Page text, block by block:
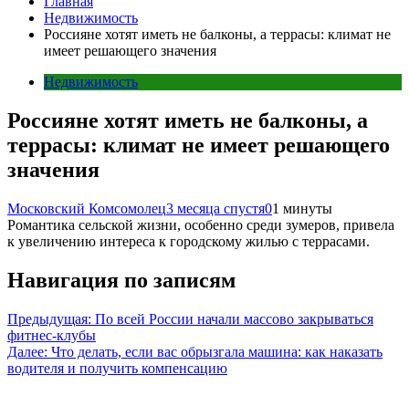
Недвижимость
Россияне хотят иметь не балконы, а террасы: климат не
имеет решающего значения
Недвижимость
Россияне хотят иметь не балконы, а
террасы: климат не имеет решающего
значения
Московский Комсомолец3 месяца спустя01 минуты
Романтика сельской жизни, особенно среди зумеров, привела
к увеличению интереса к городскому жилью с террасами.
Навигация по записям
Предыдущая: По всей России начали массово закрываться
фитнес-клубы
Далее: Что делать, если вас обрызгала машина: как наказать
водителя и получить компенсацию